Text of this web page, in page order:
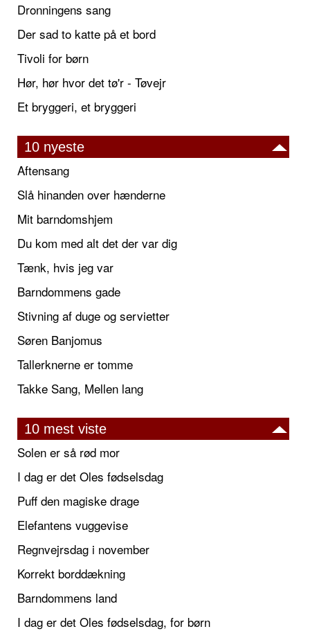
Dronningens sang
Der sad to katte på et bord
Tivoli for børn
Hør, hør hvor det tø'r - Tøvejr
Et bryggeri, et bryggeri
10 nyeste
Aftensang
Slå hinanden over hænderne
Mit barndomshjem
Du kom med alt det der var dig
Tænk, hvis jeg var
Barndommens gade
Stivning af duge og servietter
Søren Banjomus
Tallerknerne er tomme
Takke Sang, Mellen lang
10 mest viste
Solen er så rød mor
I dag er det Oles fødselsdag
Puff den magiske drage
Elefantens vuggevise
Regnvejrsdag i november
Korrekt borddækning
Barndommens land
I dag er det Oles fødselsdag, for børn